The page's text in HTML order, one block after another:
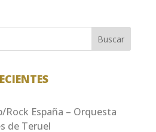
Buscar
Rock España – Orquesta
de Teruel